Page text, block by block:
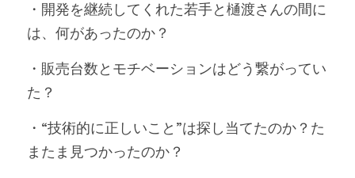
・開発を継続してくれた若手と樋渡さんの間に
は、何があったのか？
・販売台数とモチベーションはどう繋がってい
た？
・“技術的に正しいこと”は探し当てたのか？た
またま見つかったのか？